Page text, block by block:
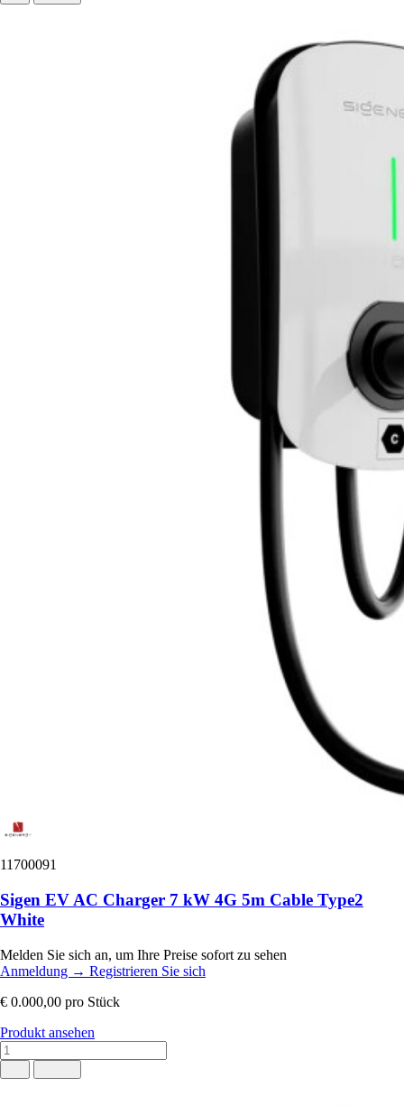
11700091
Sigen EV AC Charger 7 kW 4G 5m Cable Type2
White
Melden Sie sich an, um Ihre Preise sofort zu sehen
Anmeldung → Registrieren Sie sich
€ 0.000,00 pro Stück
Produkt ansehen